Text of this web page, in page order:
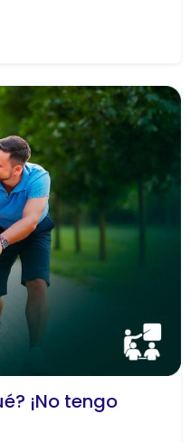
¡No tengo